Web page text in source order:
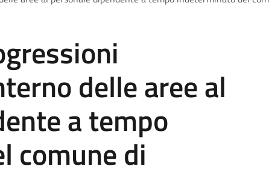
delle aree al
a tempo
comune di